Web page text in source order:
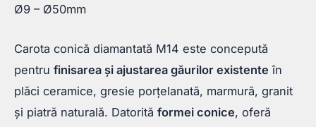
Ø9 – Ø50mm
Carota conică diamantată M14 este concepută
pentru finisarea și ajustarea găurilor existente în
plăci ceramice, gresie porțelanată, marmură, granit
și piatră naturală. Datorită formei conice, oferă